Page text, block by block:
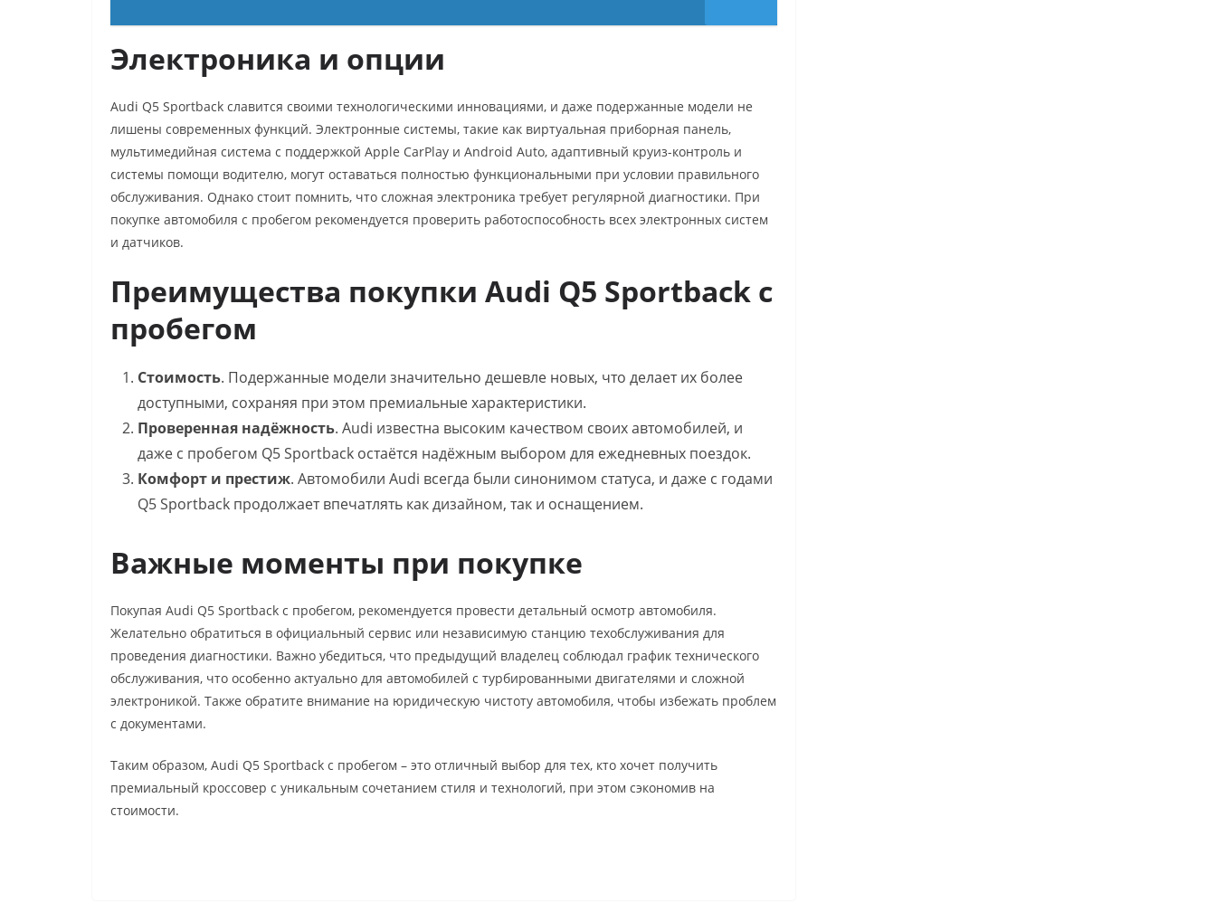
Электроника и опции
Audi Q5 Sportback славится своими технологическими инновациями, и даже подержанные модели не
лишены современных функций. Электронные системы, такие как виртуальная приборная панель,
мультимедийная система с поддержкой Apple CarPlay и Android Auto, адаптивный круиз-контроль и
системы помощи водителю, могут оставаться полностью функциональными при условии правильного
обслуживания. Однако стоит помнить, что сложная электроника требует регулярной диагностики. При
покупке автомобиля с пробегом рекомендуется проверить работоспособность всех электронных систем
и датчиков.
Преимущества покупки Audi Q5 Sportback с
пробегом
Стоимость. Подержанные модели значительно дешевле новых, что делает их более
доступными, сохраняя при этом премиальные характеристики.
Проверенная надёжность. Audi известна высоким качеством своих автомобилей, и
даже с пробегом Q5 Sportback остаётся надёжным выбором для ежедневных поездок.
Комфорт и престиж. Автомобили Audi всегда были синонимом статуса, и даже с годами
Q5 Sportback продолжает впечатлять как дизайном, так и оснащением.
Важные моменты при покупке
Покупая Audi Q5 Sportback с пробегом, рекомендуется провести детальный осмотр автомобиля.
Желательно обратиться в официальный сервис или независимую станцию техобслуживания для
проведения диагностики. Важно убедиться, что предыдущий владелец соблюдал график технического
обслуживания, что особенно актуально для автомобилей с турбированными двигателями и сложной
электроникой. Также обратите внимание на юридическую чистоту автомобиля, чтобы избежать проблем
с документами.
Таким образом, Audi Q5 Sportback с пробегом – это отличный выбор для тех, кто хочет получить
премиальный кроссовер с уникальным сочетанием стиля и технологий, при этом сэкономив на
стоимости.